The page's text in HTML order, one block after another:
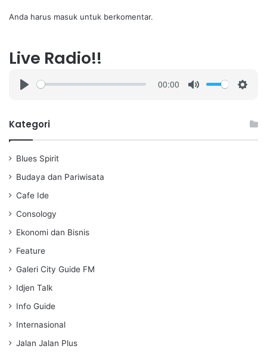
Anda harus masuk untuk berkomentar.
Live Radio!!
a
00:00
Kategori
Blues Spirit
Budaya dan Pariwisata
Cafe Ide
Consology
Ekonomi dan Bisnis
Feature
Galeri City Guide FM
Idjen Talk
Info Guide
Internasional
Jalan Jalan Plus